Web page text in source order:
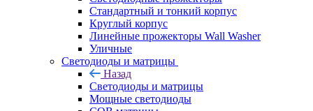
Стандартный и тонкий корпус
Круглый корпус
Линейные прожекторы Wall Washer
Уличные
Светодиоды и матрицы
Назад
Светодиоды и матрицы
Мощные светодиоды